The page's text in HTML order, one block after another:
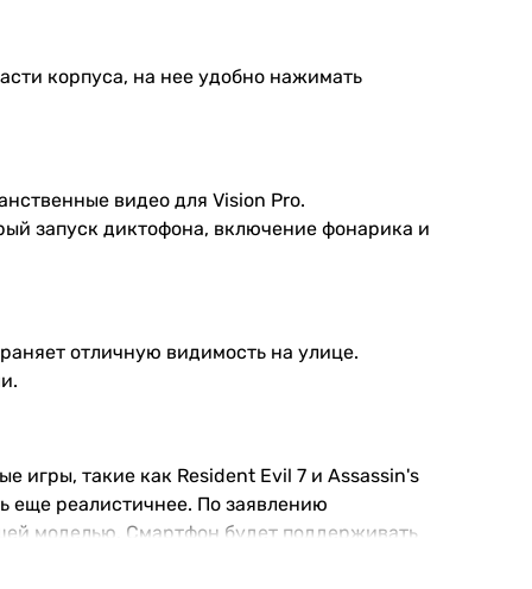
корпуса, на нее удобно нажимать
видео для Vision Pro.
запуск диктофона, включение фонарика и
отличную видимость на улице.
игры, такие как Resident Evil 7 и Assassin's
еще реалистичнее. По заявлению
моделью. Смартфон будет поддерживать